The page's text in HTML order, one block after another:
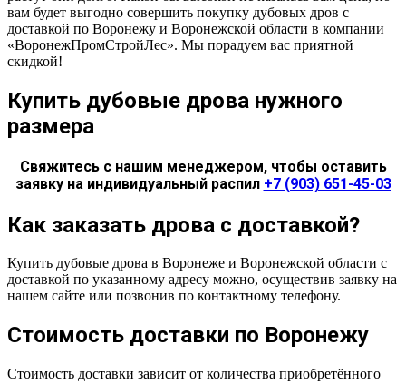
вам будет выгодно совершить покупку дубовых дров с
доставкой по Воронежу и Воронежской области в компании
«ВоронежПромСтройЛес». Мы порадуем вас приятной
скидкой!
Купить дубовые дрова нужного
размера
Свяжитесь с нашим менеджером, чтобы оставить
заявку на индивидуальный распил +7 (903) 651-45-03
Как заказать дрова с доставкой?
Купить дубовые дрова в Воронеже и Воронежской области с
доставкой по указанному адресу можно, осуществив заявку на
нашем сайте или позвонив по контактному телефону.
Стоимость доставки по Воронежу
Стоимость доставки зависит от количества приобретённого